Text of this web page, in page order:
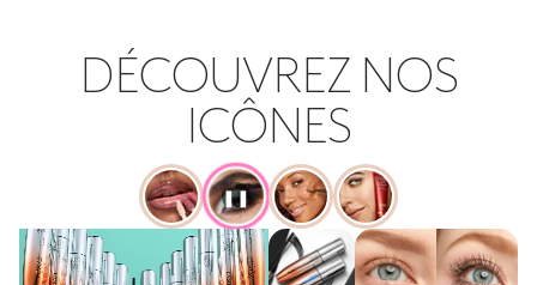
DÉCOUVREZ NOS
ICÔNES
❚❚